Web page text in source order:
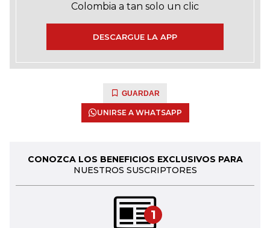
Colombia a tan solo un clic
DESCARGUE LA APP
GUARDAR
UNIRSE A WHATSAPP
CONOZCA LOS BENEFICIOS EXCLUSIVOS PARA
NUESTROS SUSCRIPTORES
1